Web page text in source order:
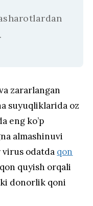
zararlangan
suyuqliklarida oz
eng ko’p
almashinuvi
virus odatda qon
quyish orqali
donorlik qoni